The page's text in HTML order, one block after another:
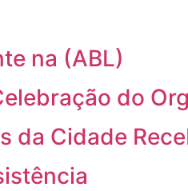
na (ABL)
do
da Cidade